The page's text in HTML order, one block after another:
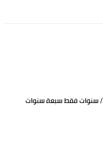
24/3/2020 50000000 ل.س فقط خمسون مليون ليرة سورية لا غير / 20000000 / مليون ل.س فقط عشرون مليون ليرة سورية لا غير 10% من بدل الاحالة الكلي / 7 / سنوات فقط سبعة سنوات